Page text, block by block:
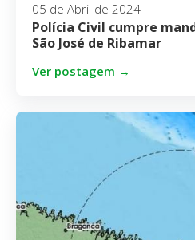
05 de Abril de 2024
Polícia Civil cumpre
São José de Ribamar
Ver postagem →